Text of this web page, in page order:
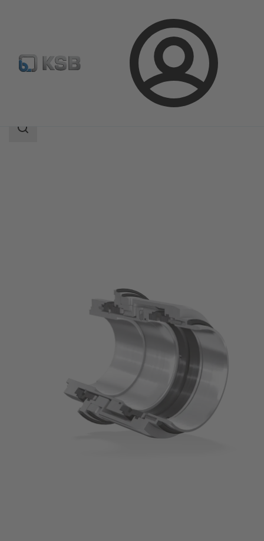
Aanmelding
Productcatalogus 4STQ
Zoekgebied